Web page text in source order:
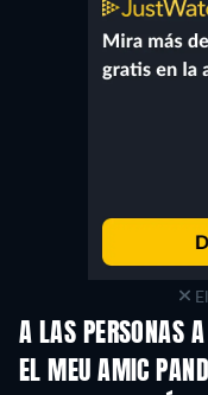
A LAS PERSONAS
EL MEU AMIC